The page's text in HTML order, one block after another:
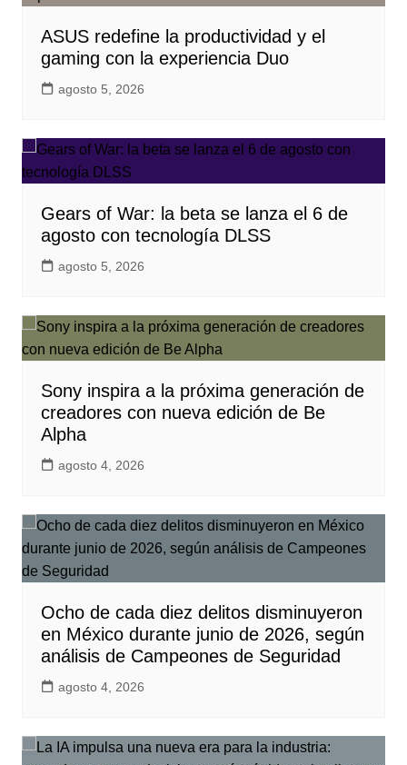
ASUS redefine la productividad y el
gaming con la experiencia Duo
agosto 5, 2026
Gears of War: la beta se lanza el 6 de
agosto con tecnología DLSS
agosto 5, 2026
Sony inspira a la próxima generación de
creadores con nueva edición de Be
Alpha
agosto 4, 2026
Ocho de cada diez delitos disminuyeron
en México durante junio de 2026, según
análisis de Campeones de Seguridad
agosto 4, 2026